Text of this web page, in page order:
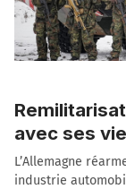
avec ses
L’Allemagne
industrie